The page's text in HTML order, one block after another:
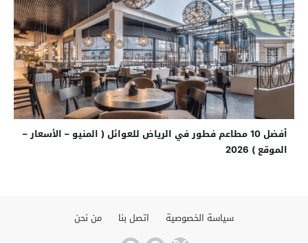
أفضل 10 مطاعم فطور في الرياض للعوائل ( المنيو – الأسعار –
الموقع ) 2026
سياسة الخصوصية اتصل بنا من نحن